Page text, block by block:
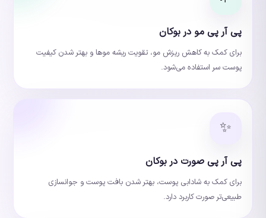
پی آر پی مو در بوکان
برای کمک به کاهش ریزش مو، تقویت ریشه موها و بهتر شدن کیفیت
پوست سر استفاده می‌شود.
✨
پی آر پی صورت در بوکان
برای کمک به شادابی پوست، بهتر شدن بافت پوست و جوانسازی
طبیعی‌تر صورت کاربرد دارد.